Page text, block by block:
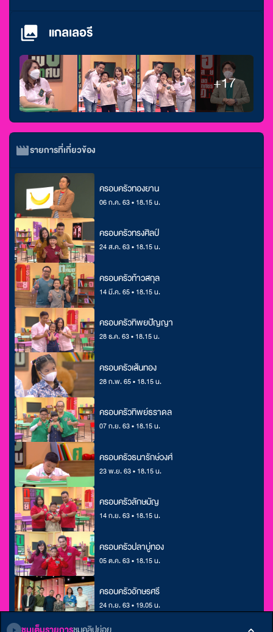
แกลเลอรี
+17
รายการที่เกี่ยวข้อง
ครอบครัวทองยาน
06 ก.ค. 63 • 18.15 น.
ครอบครัวทรงศิลป์
24 ส.ค. 63 • 18.15 น.
ครอบครัวท้าวสกุล
14 มี.ค. 65 • 18.15 น.
ครอบครัวทิพยปัญญา
28 ธ.ค. 63 • 18.15 น.
ครอบครัวเส้นทอง
28 ก.พ. 65 • 18.15 น.
ครอบครัวทิพย์ธราดล
07 ก.ย. 63 • 18.15 น.
ครอบครัวธนารักษ์วงศ์
23 พ.ย. 63 • 18.15 น.
ครอบครัวลักษมัญ
14 ก.ย. 63 • 18.15 น.
ครอบครัวปลาบู่ทอง
05 ต.ค. 63 • 18.15 น.
ครอบครัวอักษรศรี
24 ก.ย. 63 • 19.05 น.